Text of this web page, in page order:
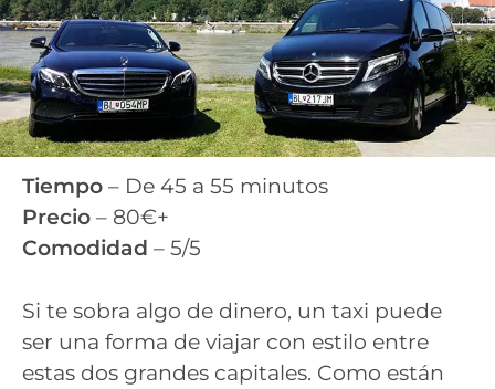
Tiempo – De 45 a 55 minutos
Precio – 80€+
Comodidad – 5/5
Si te sobra algo de dinero, un taxi puede
ser una forma de viajar con estilo entre
estas dos grandes capitales. Como están